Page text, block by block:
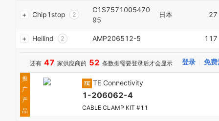
6
8
Chip1stop
2
7
8
C1S7571005470
95
日本 27
Heilind
0
2
5
0
AMP206512-5 117
还有 47 家供应商的 52 条数据需要登录后才会显示 登录 免
推
广
产
品
TE Connectivity
1-206062-4
CABLE CLAMP KIT #11